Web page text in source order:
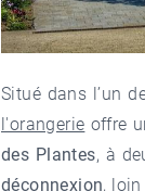
Situé dans l’un
l'orangerie offre
des Plantes, à
déconnexion,